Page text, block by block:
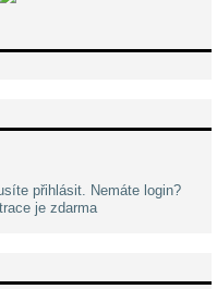
přihlásit. Nemáte login?
je zdarma